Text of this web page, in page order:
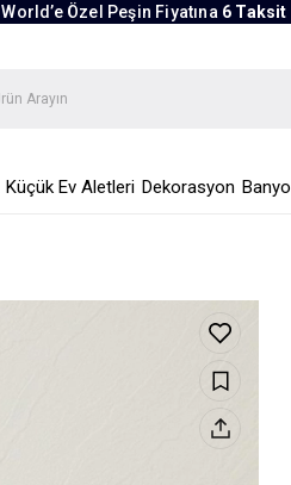
World’e Özel Peşin Fiyatına 6 Taksit
Küçük Ev Aletleri Dekorasyon Banyo